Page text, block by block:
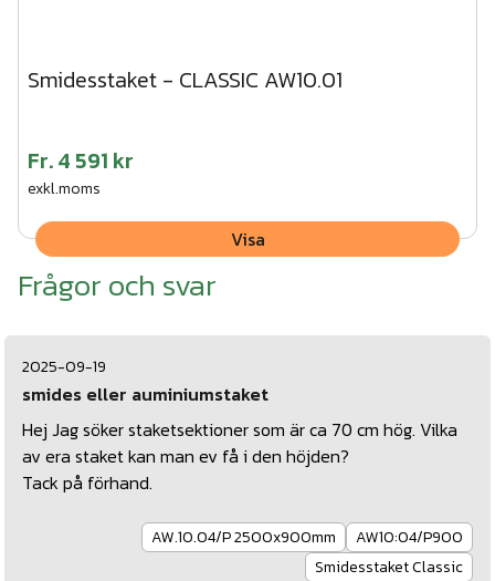
Smidesstaket - CLASSIC AW10.01
Fr.4 591 kr
exkl.moms
Visa
Frågor och svar
2025-09-19
smides eller auminiumstaket
Hej Jag söker staketsektioner som är ca 70 cm hög. Vilka
av era staket kan man ev få i den höjden?
Tack på förhand.
AW.10.04/P 2500x900mm
AW10:04/P900
Smidesstaket Classic